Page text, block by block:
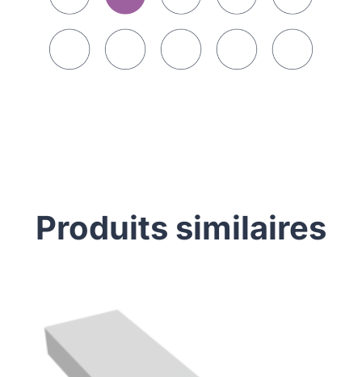
Produits similaires